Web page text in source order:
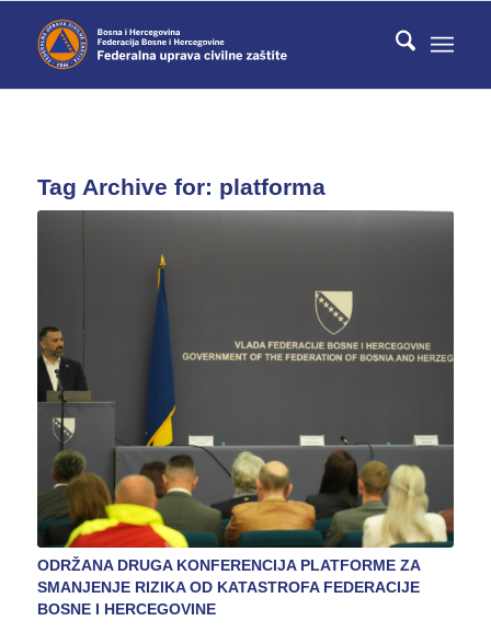
Tag Archive for: platforma
ODRŽANA DRUGA KONFERENCIJA PLATFORME ZA
SMANJENJE RIZIKA OD KATASTROFA FEDERACIJE
BOSNE I HERCEGOVINE